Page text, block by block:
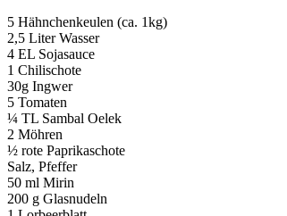
5 Hähnchenkeulen (ca. 1kg)
2,5 Liter Wasser
4 EL Sojasauce
1 Chilischote
30g Ingwer
5 Tomaten
¼ TL Sambal Oelek
2 Möhren
½ rote Paprikaschote
Salz, Pfeffer
50 ml Mirin
200 g Glasnudeln